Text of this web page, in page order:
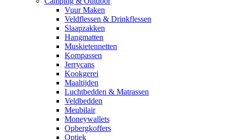
Vuur Maken
Veldflessen & Drinkflessen
Slaapzakken
Hangmatten
Muskietennetten
Kompassen
Jerrycans
Kookgerei
Maaltijden
Luchtbedden & Matrassen
Veldbedden
Meubilair
Moneywallets
Opbergkoffers
Optiek